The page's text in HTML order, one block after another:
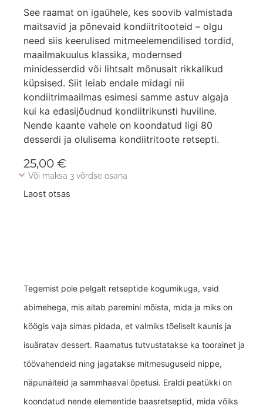
See raamat on igaühele, kes soovib valmistada
maitsavid ja põnevaid kondiitritooteid – olgu
need siis keerulised mitmeelemendilised tordid,
maailmakuulus klassika, modernsed
minidesserdid või lihtsalt mõnusalt rikkalikud
küpsised. Siit leiab endale midagi nii
kondiitrimaailmas esimesi samme astuv algaja
kui ka edasijõudnud kondiitrikunsti huviline.
Nende kaante vahele on koondatud ligi 80
desserdi ja olulisema kondiitritoote retsepti.
25,00 €
Või maksa 3 võrdse osana
Laost otsas
Tegemist pole pelgalt retseptide kogumikuga, vaid
abimehega, mis aitab paremini mõista, mida ja miks on
köögis vaja simas pidada, et valmiks tõeliselt kaunis ja
isuäratav dessert. Raamatus tutvustatakse ka toorainet ja
töövahendeid ning jagatakse mitmesuguseid nippe,
näpunäiteid ja sammhaaval õpetusi. Eraldi peatükki on
koondatud nende elementide baasretseptid, mida võiks